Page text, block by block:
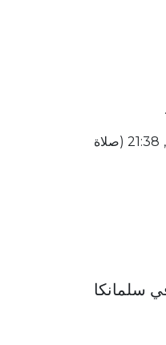
قائمة أوقات الصلاة لهذا اليوم 05:26 (شروق الشمس), 05:36 (صلاة الفجر), 07:19 (شروق الشمس), 14:28 (صلاة الظهر), 18:21 (صلاة العصر), 21:38 (غروب), 21:38 (صلاة
سلمانكا